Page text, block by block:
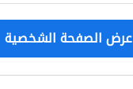
عرض الصفحة الشخصية